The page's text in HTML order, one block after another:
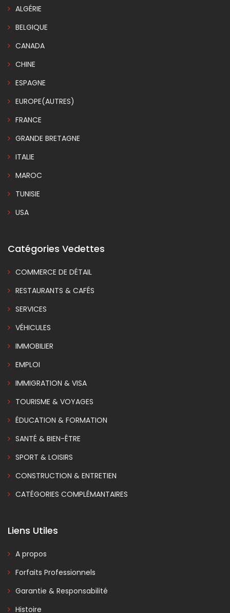
ALGÉRIE
BELGIQUE
CANADA
CHINE
ESPAGNE
EUROPE(AUTRES)
FRANCE
GRANDE BRETAGNE
ITALIE
MAROC
TUNISIE
USA
Catégories Vedettes
COMMERCE DE DÉTAIL
RESTAURANTS & CAFÉS
SERVICES
VÉHICULES
IMMOBILIER
EMPLOI
IMMIGRATION & VISA
TOURISME & VOYAGES
ÉDUCATION & FORMATION
SANTÉ & BIEN-ÊTRE
SPORT & LOISIRS
CONSTRUCTION & ENTRETIEN
CATÉGORIES COMPLÉMANTAIRES
Liens Utiles
A propos
Forfaits Professionnels
Garantie & Responsabilité
Histoire